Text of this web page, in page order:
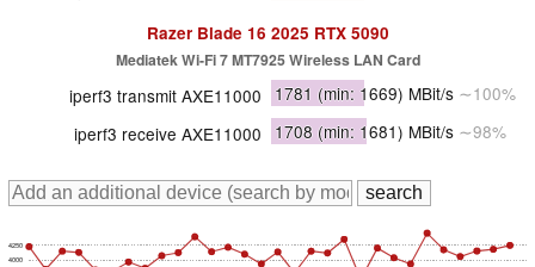
Razer Blade 16 2025 RTX 5090
Mediatek Wi-Fi 7 MT7925 Wireless LAN Card
iperf3 transmit AXE11000 1781 (min: 1669) MBit/s ∼100%
iperf3 receive AXE11000
1708 (min: 1681) MBit/s ∼98%
4000
4250